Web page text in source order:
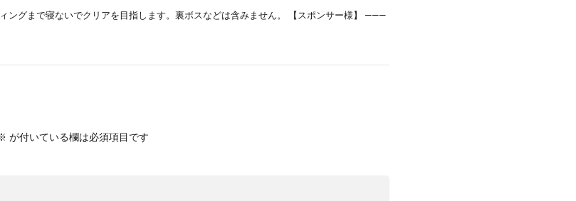
ングまで寝ないでクリアを目指します。裏ボスなどは含みません。 【スポンサー様】 ———
が付いている欄は必須項目です